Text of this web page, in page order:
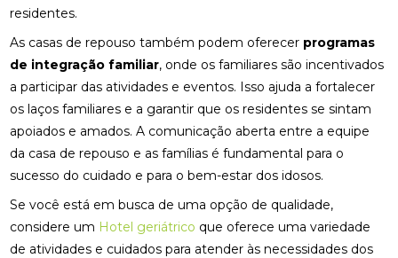
residentes.
As casas de repouso também podem oferecer programas
de integração familiar, onde os familiares são incentivados
a participar das atividades e eventos. Isso ajuda a fortalecer
os laços familiares e a garantir que os residentes se sintam
apoiados e amados. A comunicação aberta entre a equipe
da casa de repouso e as famílias é fundamental para o
sucesso do cuidado e para o bem-estar dos idosos.
Se você está em busca de uma opção de qualidade,
considere um Hotel geriátrico que oferece uma variedade
de atividades e cuidados para atender às necessidades dos